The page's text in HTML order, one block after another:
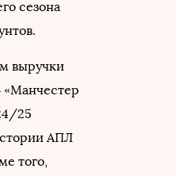
сезона
выручки
«Манчестер
25
АПЛ
того,